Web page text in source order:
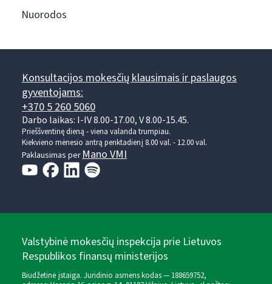
Nuorodos
Konsultacijos mokesčių klausimais ir paslaugos
gyventojams:
+370 5 260 5060
Darbo laikas: I-IV 8.00-17.00, V 8.00-15.45.
Prieššventinę dieną - viena valanda trumpiau.
Kiekvieno mėnesio antrą penktadienį 8.00 val. - 12.00 val.
Paklausimas perMano VMI
Valstybinė mokesčių inspekcija prie Lietuvos
Respublikos finansų ministerijos
Biudžetinė įstaiga. Juridinio asmens kodas — 188659752,